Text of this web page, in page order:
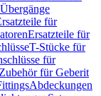
für
Ersatzteile für
T-Stücke für
für
Zubehör für Geberit
Abdeckungen